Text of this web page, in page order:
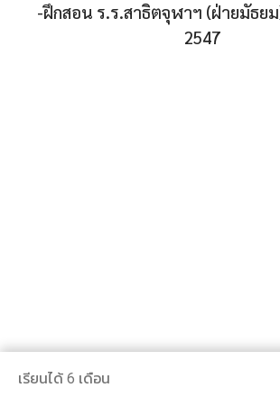
-ฝึกสอน ร.ร.สาธิตจุฬาฯ (ฝ่ายมัธย
2547
เรียนได้ 6 เดือน